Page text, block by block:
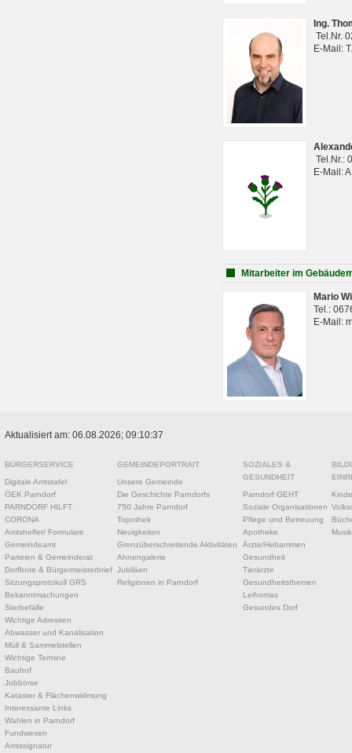
Ing.
Tel.Nr.
E-Mail:
Tel.Nr.:
E-Mail:
Mitarbeiter im
Mario
Tel.:
E-Mail:
Aktualisiert am: 06.08.2026; 09:10:37
BÜRGERSERVICE
Digitale Amtstafel
ÖEK Parndorf
PARNDORF HILFT
CORONA
Amtshelfer/ Formulare
Gemeindeamt
Parteien & Gemeinderat
Dorfbote & Bürgermeisterbrief
Sitzungsprotokoll GRS
Bekanntmachungen
Sterbefälle
Wichtige Adressen
Abwasser und Kanalisation
Müll & Sammelstellen
Wichtige Termine
Bauhof
Jobbörse
Kataster & Flächenwidmung
Interessante Links
Wahlen in Parndorf
Fundwesen
Amtssignatur
GEMEINDEPORTRAIT
Unsere Gemeinde
Die Geschichte Parndorfs
750 Jahre Parndorf
Topothek
Neuigkeiten
Grenzüberschreitende Aktivitäten
Ahnengalerie
Jubiläen
Religionen in Parndorf
SOZIALES &
GESUNDHEIT
Parndorf GEHT
Soziale Organisationen
Pflege und Betreuung
Apotheke
Ärzte/Hebammen
Gesundheit
Tierärzte
Gesundheitsthemen
Leihomas
Gesundes Dorf